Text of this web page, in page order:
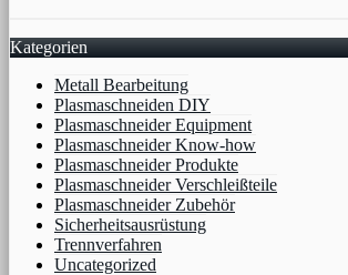
Kategorien
Metall Bearbeitung
Plasmaschneiden DIY
Plasmaschneider Equipment
Plasmaschneider Know-how
Plasmaschneider Produkte
Plasmaschneider Verschleißteile
Plasmaschneider Zubehör
Sicherheitsausrüstung
Trennverfahren
Uncategorized